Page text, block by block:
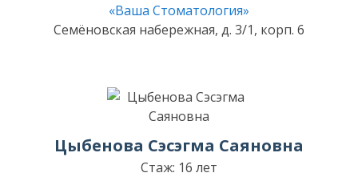
«Ваша Стоматология»
Семёновская набережная, д. 3/1, корп. 6
Цыбенова Сэсэгма Саяновна
Стаж: 16 лет